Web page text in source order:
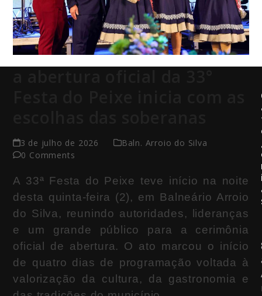
3 de julho de 2026
Baln. Arroio do Silva
0 Comments
A 33ª Festa do Peixe teve início na noite
desta quinta-feira (2), em Balneário Arroio
do Silva, reunindo autoridades, lideranças
e um grande público para a cerimônia
oficial de abertura. O ato marcou o início
de quatro dias de programação voltada à
valorização da cultura, da gastronomia e